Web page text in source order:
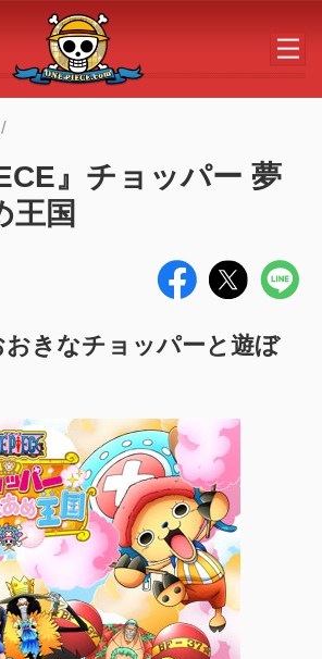
スキップする
』チョッパー 夢
王国
きなチョッパーと遊ぼ